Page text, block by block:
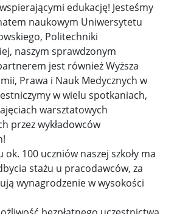
edukację! Jesteśmy
naukowym Uniwersytetu
Politechniki
naszym sprawdzonym
jest również Wyższa
Prawa i Nauk Medycznych w
w wielu spotkaniach,
warsztatowych
przez wykładowców
ok. 100 uczniów naszej szkoły ma
stażu u pracodawców, za
wynagrodzenie w wysokości